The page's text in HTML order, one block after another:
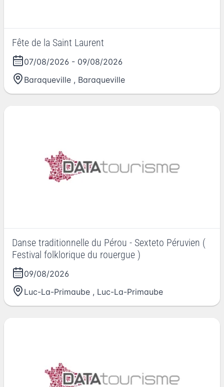
Fête de la Saint Laurent
07/08/2026 - 09/08/2026
Baraqueville , Baraqueville
Danse traditionnelle du Pérou - Sexteto Péruvien (
Festival folklorique du rouergue )
09/08/2026
Luc-La-Primaube , Luc-La-Primaube